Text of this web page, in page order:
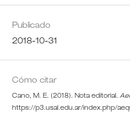
Publicado
2018-10-31
Cómo citar
Cano, M. E. (2018). Nota editorial.
https://p3.usal.edu.ar/index.php/